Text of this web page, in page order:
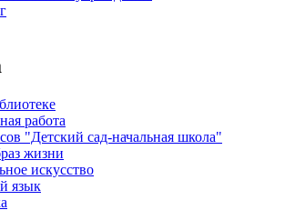
работа
"Детский сад-начальная школа"
жизни
искусство
язык